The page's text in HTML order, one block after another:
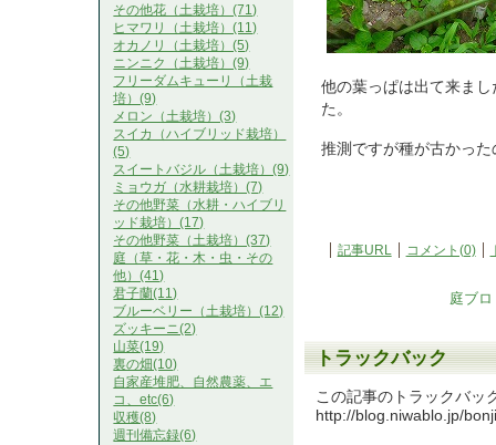
他の葉っぱは出て来ま
た。
推測ですが種が古かっ
記事URL コメント(0)
庭ブ
トラックバック
この記事のトラックバッ
http://blog.niwablo.jp/
その他花（土栽培）(71)
ヒマワリ（土栽培）(11)
オカノリ（土栽培）(5)
ニンニク（土栽培）(9)
フリーダムキューリ（土栽
培）(9)
メロン（土栽培）(3)
スイカ（ハイブリッド栽培）
(5)
スイートバジル（土栽培）(9)
ミョウガ（水耕栽培）(7)
その他野菜（水耕・ハイブリ
ッド栽培）(17)
その他野菜（土栽培）(37)
庭（草・花・木・虫・その
他）(41)
君子蘭(11)
ブルーベリー（土栽培）(12)
ズッキーニ(2)
山菜(19)
裏の畑(10)
自家産堆肥、自然農薬、エ
コ、etc(6)
収穫(8)
週刊備忘録(6)